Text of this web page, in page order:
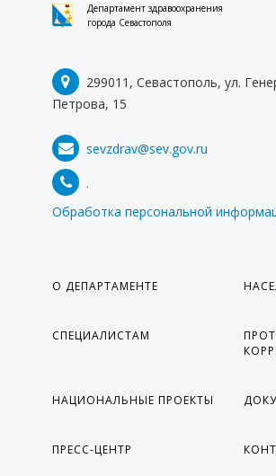
Департамент здравоохранения
города Севастополя
299011, Севастополь, ул.
Петрова, 15
sevzdrav@sev.gov.ru
.
Обработка персональной
О ДЕПАРТАМЕНТЕ
СПЕЦИАЛИСТАМ
НАЦИОНАЛЬНЫЕ ПРОЕКТЫ
ПРЕСС-ЦЕНТР